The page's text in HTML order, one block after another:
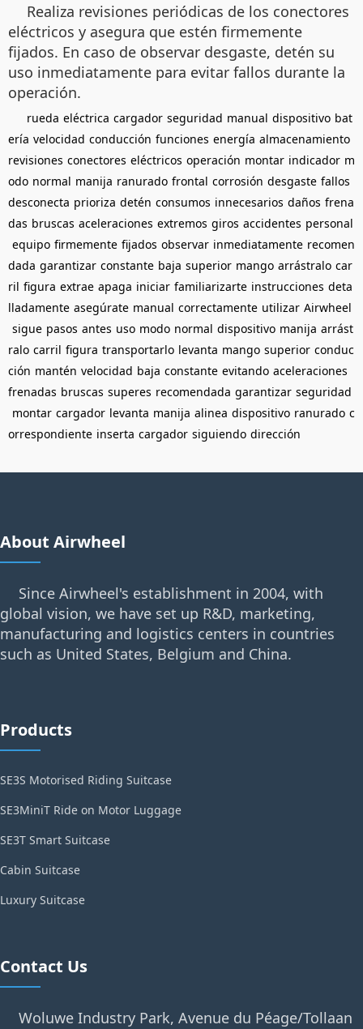
Realiza revisiones periódicas de los conectores
eléctricos y asegura que estén firmemente
fijados. En caso de observar desgaste, detén su
uso inmediatamente para evitar fallos durante la
operación.
rueda eléctrica cargador seguridad manual dispositivo bat
ería velocidad conducción funciones energía almacenamiento
revisiones conectores eléctricos operación montar indicador m
odo normal manija ranurado frontal corrosión desgaste fallos
desconecta prioriza detén consumos innecesarios daños frena
das bruscas aceleraciones extremos giros accidentes personal
equipo firmemente fijados observar inmediatamente recomen
dada garantizar constante baja superior mango arrástralo car
ril figura extrae apaga iniciar familiarizarte instrucciones deta
lladamente asegúrate manual correctamente utilizar Airwheel
sigue pasos antes uso modo normal dispositivo manija arrást
ralo carril figura transportarlo levanta mango superior conduc
ción mantén velocidad baja constante evitando aceleraciones
frenadas bruscas superes recomendada garantizar seguridad
montar cargador levanta manija alinea dispositivo ranurado c
orrespondiente inserta cargador siguiendo dirección
About Airwheel
Since Airwheel's establishment in 2004, with
global vision, we have set up R&D, marketing,
manufacturing and logistics centers in countries
such as United States, Belgium and China.
Products
SE3S Motorised Riding Suitcase
SE3MiniT Ride on Motor Luggage
SE3T Smart Suitcase
Cabin Suitcase
Luxury Suitcase
Contact Us
Woluwe Industry Park, Avenue du Péage/Tollaan